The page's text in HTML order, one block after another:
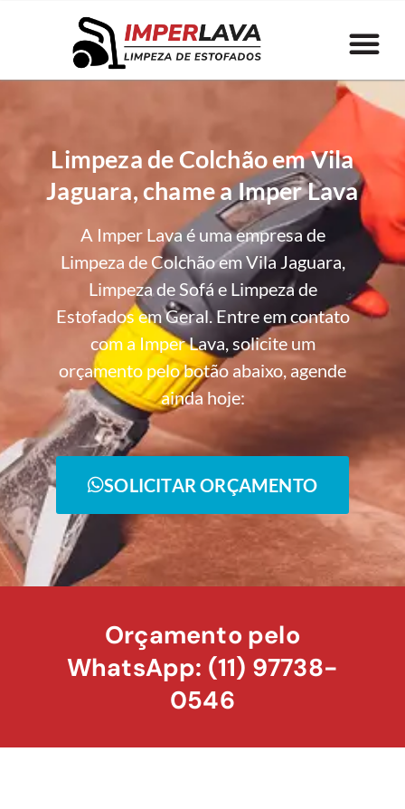
Limpeza de Colchão em Vila
Jaguara, chame a Imper Lava
A Imper Lava é uma empresa de
Limpeza de Colchão em Vila Jaguara,
Limpeza de Sofá e Limpeza de
Estofados em Geral. Entre em contato
com a Imper Lava, solicite um
orçamento pelo botão abaixo, agende
ainda hoje:
SOLICITAR ORÇAMENTO
Orçamento pelo
WhatsApp: (11) 97738-
0546